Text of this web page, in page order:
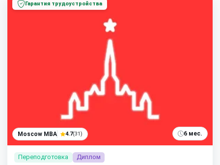
Гарантия трудоустройства
Moscow MBA 4.7(31) 6 мес.
Переподготовка Диплом